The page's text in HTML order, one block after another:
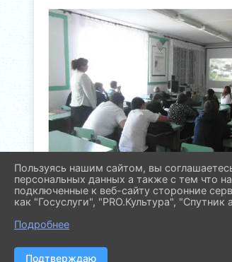
Пользуясь нашим сайтом, вы
персональных данных а также с тем что
подключенные к веб-сайту сторонние
как "Госуслуги", "PRO.Культура", "Спутник
Подробнее
Подтверждаю